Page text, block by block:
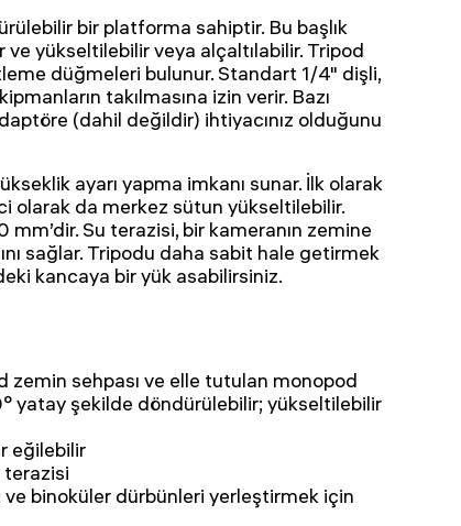
bir platforma sahiptir. Bu başlık
yükseltilebilir veya alçaltılabilir. Tripod
düğmeleri bulunur. Standart 1/4" dişli,
takılmasına izin verir. Bazı
(dahil değildir) ihtiyacınız olduğunu
ayarı yapma imkanı sunar. İlk olarak
olarak da merkez sütun yükseltilebilir.
Su terazisi, bir kameranın zemine
sağlar. Tripodu daha sabit hale getirmek
kancaya bir yük asabilirsiniz.
zemin sehpası ve elle tutulan monopod
yatay şekilde döndürülebilir; yükseltilebilir
eğilebilir
ve binoküler dürbünleri yerleştirmek için